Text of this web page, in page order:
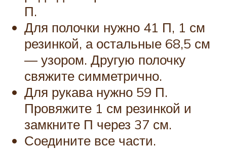
П.
Для полочки нужно 41 П, 1 см
резинкой, а остальные 68,5 см
— узором. Другую полочку
свяжите симметрично.
Для рукава нужно 59 П.
Провяжите 1 см резинкой и
замкните П через 37 см.
Соедините все части.